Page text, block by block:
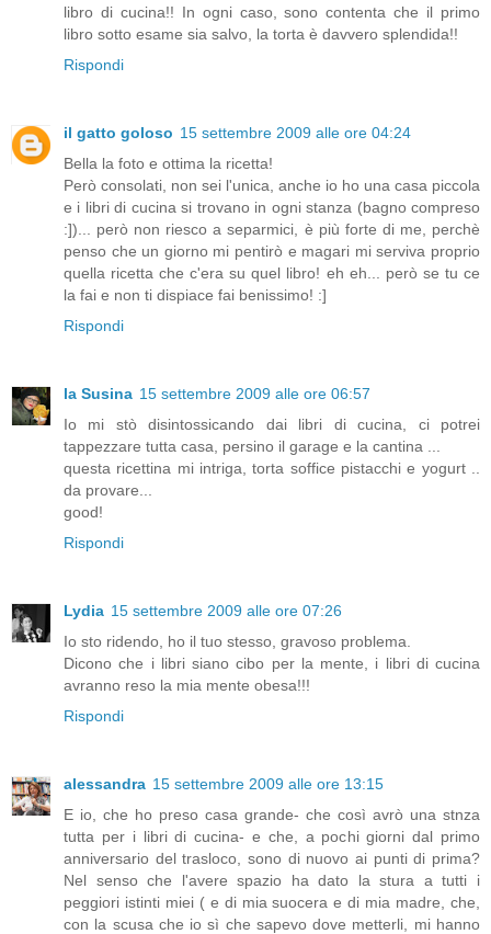
libro di cucina!! In ogni caso, sono contenta che il primo
libro sotto esame sia salvo, la torta è davvero splendida!!
Rispondi
il gatto goloso 15 settembre 2009 alle ore 04:24
Bella la foto e ottima la ricetta!
Però consolati, non sei l'unica, anche io ho una casa piccola
e i libri di cucina si trovano in ogni stanza (bagno compreso
:])... però non riesco a separmici, è più forte di me, perchè
penso che un giorno mi pentirò e magari mi serviva proprio
quella ricetta che c'era su quel libro! eh eh... però se tu ce
la fai e non ti dispiace fai benissimo! :]
Rispondi
la Susina 15 settembre 2009 alle ore 06:57
Io mi stò disintossicando dai libri di cucina, ci potrei
tappezzare tutta casa, persino il garage e la cantina ...
questa ricettina mi intriga, torta soffice pistacchi e yogurt ..
da provare...
good!
Rispondi
Lydia 15 settembre 2009 alle ore 07:26
Io sto ridendo, ho il tuo stesso, gravoso problema.
Dicono che i libri siano cibo per la mente, i libri di cucina
avranno reso la mia mente obesa!!!
Rispondi
alessandra 15 settembre 2009 alle ore 13:15
E io, che ho preso casa grande- che così avrò una stnza
tutta per i libri di cucina- e che, a pochi giorni dal primo
anniversario del trasloco, sono di nuovo ai punti di prima?
Nel senso che l'avere spazio ha dato la stura a tutti i
peggiori istinti miei ( e di mia suocera e di mia madre, che,
con la scusa che io sì che sapevo dove metterli, mi hanno